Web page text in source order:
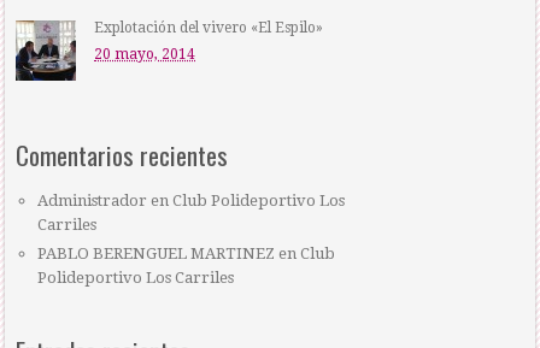
Explotación del vivero «El Espilo»
20 mayo, 2014
Comentarios recientes
Administrador en Club Polideportivo Los
Carriles
PABLO BERENGUEL MARTINEZ en Club
Polideportivo Los Carriles